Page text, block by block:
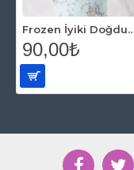
Frozen İyiki Doğdun
90,00₺